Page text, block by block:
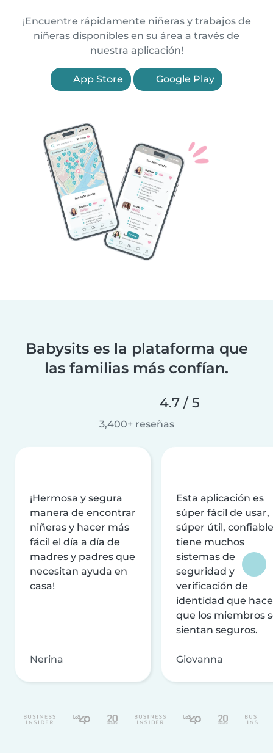
¡Encuentre rápidamente niñeras y trabajos de
niñeras disponibles en su área a través de
nuestra aplicación!
App Store Google Play
Babysits es la plataforma que
las familias más confían.
4.7 / 5
3,400+ reseñas
¡Hermosa y segura
manera de encontrar
niñeras y hacer más
fácil el día a día de
madres y padres que
necesitan ayuda en
casa!
Nerina
Esta aplicación es
súper fácil de usar,
súper útil,
tiene muchos
sistemas de
seguridad y
verificación de
identidad que
que los miembros
sientan seguros.
Giovanna